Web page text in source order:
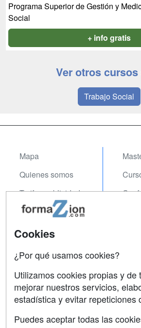
Programa Superior de Gestión y
Social
+ info gratis
Ver otros cursos
Trabajo Social
Mapa
Quienes somos
Tarifas publicidad
Acceso Usuarios
Acceso Centros
Contactar
Confidencialidad
Aviso legal
Copyleft
Cookies
¿Por qué usamos cookies?
Utilizamos cookies propias y de
mejorar nuestros servicios,
estadística y evitar repeticiones
Puedes aceptar todas las